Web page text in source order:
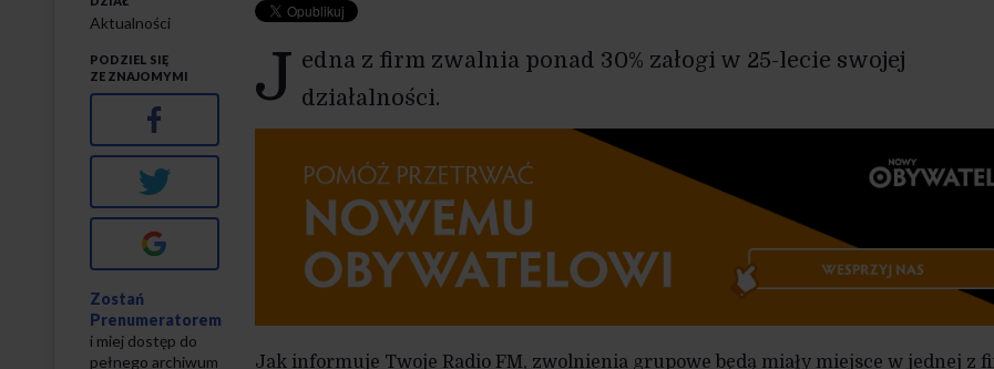
J edna z firm zwalnia ponad 30% załogi w 25-lecie swojej
działalności.
Jak informuje Twoje Radio FM, zwolnienia grupowe będą miały miejsce w jednej z
Aktualności
PODZIEL SIĘ
ZE ZNAJOMYMI
Facebook
Twitter
Zostań
Prenumeratorem
i miej dostęp do
pełnego archiwum